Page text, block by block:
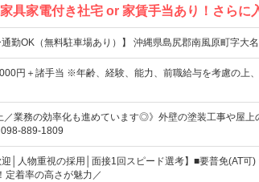
具家電付き社宅 or 家賃手当あり！さらに
通勤OK（無料駐車場あり）】 沖縄県島尻郡南風原町字大
円＋諸手当 ※年齢、経験、能力、前職給与を考慮の上
／業務の効率化も進めています◎》外壁の塗装工事や屋
889-1809
迎│人物重視の採用│面接1回スピード選考】■要普免(AT
定着率の高さが魅力／